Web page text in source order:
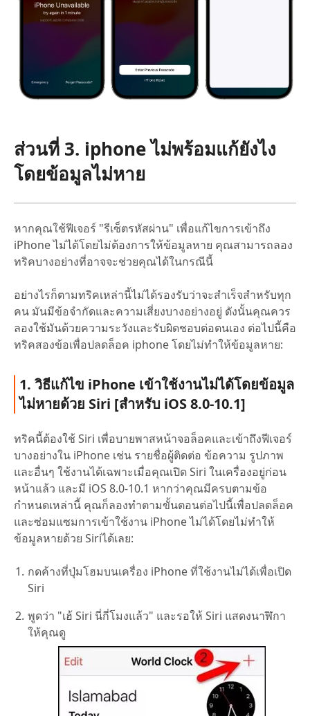
ส่วนที่ 3. iphone ไม่พร้อมแก้ยังไง
โดยข้อมูลไม่หาย
หากคุณใช้ฟีเจอร์ "รีเซ็ตรหัสผ่าน" เพื่อแก้ไขการเข้าถึง
iPhone ไม่ได้โดยไม่ต้องการให้ข้อมูลหาย คุณสามารถลอง
ทริคบางอย่างที่อาจจะช่วยคุณได้ในกรณีนี้
อย่างไรก็ตามทริคเหล่านี้ไม่ได้รองรับว่าจะสำเร็จสำหรับทุก
คน มันมีข้อจำกัดและความเสี่ยงบางอย่างอยู่ ดังนั้นคุณควร
ลองใช้มันด้วยความระวังและรับผิดชอบต่อตนเอง ต่อไปนี้คือ
ทริคสองข้อเพื่อปลดล็อค iphone โดยไม่ทำให้ข้อมูลหาย:
1. วิธีแก้ไข iPhone เข้าใช้งานไม่ได้โดยข้อมูล
ไม่หายด้วย Siri [สำหรับ iOS 8.0-10.1]
ทริคนี้ต้องใช้ Siri เพื่อบายพาสหน้าจอล็อคและเข้าถึงฟีเจอร์
บางอย่างใน iPhone เช่น รายชื่อผู้ติดต่อ ข้อความ รูปภาพ
และอื่นๆ ใช้งานได้เฉพาะเมื่อคุณเปิด Siri ในเครื่องอยู่ก่อน
หน้าแล้ว และมี iOS 8.0-10.1 หากว่าคุณมีครบตามข้อ
กำหนดเหล่านี้ คุณก็ลองทำตามขั้นตอนต่อไปนี้เพื่อปลดล็อค
และซ่อมแซมการเข้าใช้งาน iPhone ไม่ได้โดยไม่ทำให้
ข้อมูลหายด้วย Siriได้เลย:
กดค้างที่ปุ่มโฮมบนเครื่อง iPhone ที่ใช้งานไม่ได้เพื่อเปิด
Siri
พูดว่า "เฮ้ Siri นี่กี่โมงแล้ว" และรอให้ Siri แสดงนาฬิกา
ให้คุณดู